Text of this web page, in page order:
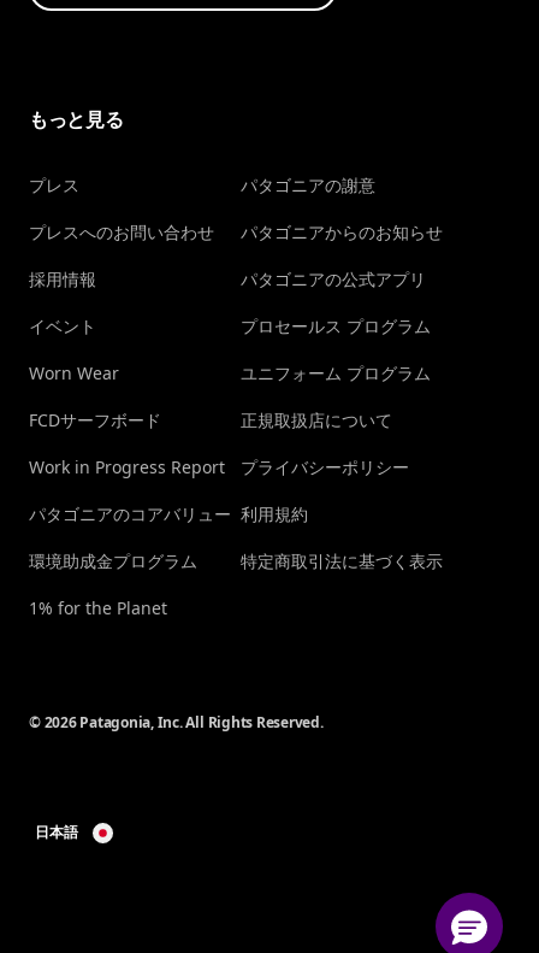
もっと見る
プレス
プレスへのお問い合わせ
採用情報
イベント
Worn Wear
FCDサーフボード
Work in Progress Report
パタゴニアのコアバリュー
環境助成金プログラム
1% for the Planet
パタゴニアの謝意
パタゴニアからのお知らせ
パタゴニアの公式アプリ
プロセールス プログラム
ユニフォーム プログラム
正規取扱店について
プライバシーポリシー
利用規約
特定商取引法に基づく表示
© 2026 Patagonia, Inc. All Rights Reserved.
日本語